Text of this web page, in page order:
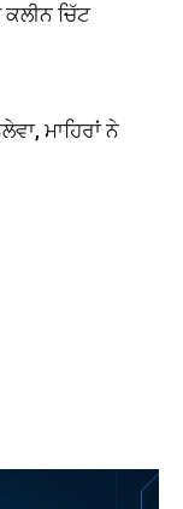
ਕਲੀਨ ਚਿੱਟ
ਮਾਹਿਰਾਂ ਨੇ